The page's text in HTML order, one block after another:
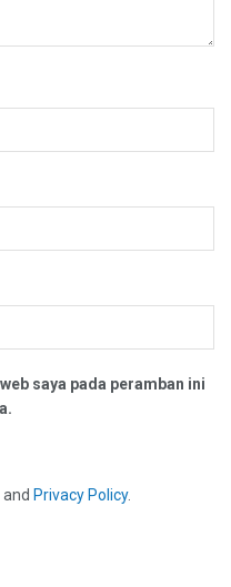
saya pada peramban ini
Privacy Policy.